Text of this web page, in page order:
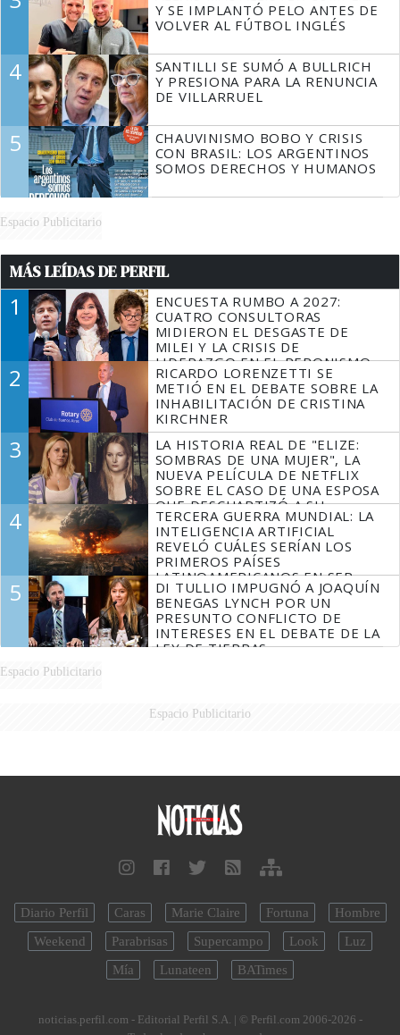
Y SE IMPLANTÓ PELO ANTES DE
VOLVER AL FÚTBOL INGLÉS
4
SANTILLI SE SUMÓ A BULLRICH
Y PRESIONA PARA LA RENUNCIA
DE VILLARRUEL
5
CHAUVINISMO BOBO Y CRISIS
CON BRASIL: LOS ARGENTINOS
SOMOS DERECHOS Y HUMANOS
Espacio Publicitario
MÁS LEÍDAS DE PERFIL
1
ENCUESTA RUMBO A 2027:
CUATRO CONSULTORAS
MIDIERON EL DESGASTE DE
MILEI Y LA CRISIS DE
LIDERAZGO EN EL PERONISMO
2
RICARDO LORENZETTI SE
METIÓ EN EL DEBATE SOBRE LA
INHABILITACIÓN DE CRISTINA
KIRCHNER
3
LA HISTORIA REAL DE "ELIZE:
SOMBRAS DE UNA MUJER", LA
NUEVA PELÍCULA DE NETFLIX
SOBRE EL CASO DE UNA ESPOSA
QUE DESCUARTIZÓ A SU
MARIDO
4
TERCERA GUERRA MUNDIAL: LA
INTELIGENCIA ARTIFICIAL
REVELÓ CUÁLES SERÍAN LOS
PRIMEROS PAÍSES
LATINOAMERICANOS EN SER
DERROTADOS
5
DI TULLIO IMPUGNÓ A JOAQUÍN
BENEGAS LYNCH POR UN
PRESUNTO CONFLICTO DE
INTERESES EN EL DEBATE DE LA
LEY DE TIERRAS
Espacio Publicitario
Espacio Publicitario
Diario Perfil Caras Marie Claire Fortuna
Hombre
Weekend
Parabrisas Supercampo Look
Luz
Mía
Lunateen BATimes
noticias.perfil.com - Editorial Perfil S.A. | © Perfil.com 2006-2026 -